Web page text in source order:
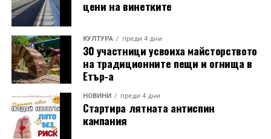
местни културни дейци – сред тях творецът Иван
Койчев и етнографът Бонка Тихова. Усилията им се
увенчават с успех и на 8 септември 1984 година
часовниковата кула, с работещия век по-рано
механизъм, е официално открита наново. Самият
механизъм е възстановен година по-рано, през 1983
г., от майстор Илия Ковачев, който изковава
липсващите му части. Днес неговият син, Иван
Ковачев, продължава делото на баща си, като се
цени на винетките
КУЛТУРА преди 4 дни
30 участници усвоиха майсторството
на традиционните пещи и огнища в
Етър-а
НОВИНИ преди 4 дни
Стартира лятната антиспин
кампания